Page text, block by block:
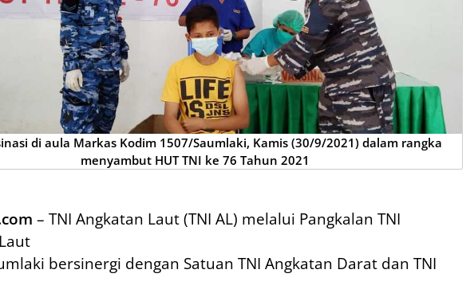
di aula Markas Kodim 1507/Saumlaki, Kamis (30/9/2021) dalam rangka
menyambut HUT TNI ke 76 Tahun 2021
– TNI Angkatan Laut (TNI AL) melalui Pangkalan TNI
bersinergi dengan Satuan TNI Angkatan Darat dan TNI